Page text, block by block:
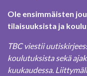
Ole ensimmäisten
tilaisuuksista ja
TBC viestii
koulutuksista sekä
kuukaudessa.